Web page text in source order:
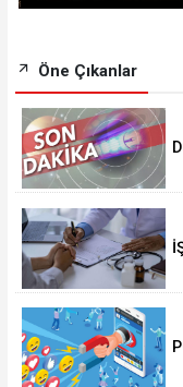
Öne Çıkanlar